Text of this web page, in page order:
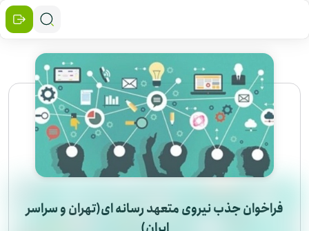
فراخوان جذب نیروی متعهد رسانه ای(تهران و سراسر